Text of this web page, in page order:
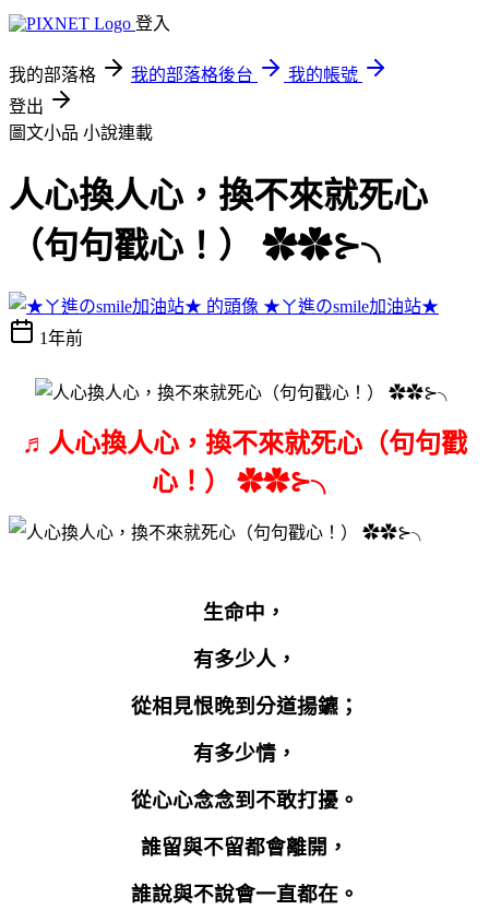
登入
我的部落格 我的部落格後台
我的帳號
登出
圖文小品 小說連載
人心換人心，換不來就死心
（句句戳心！） ✿✿⊱╮
★ㄚ進のsmile加油站★
1年前
♬人心換人心，換不來就死心（句句戳
心！） ✿✿⊱╮
生命中，
有多少人，
從相見恨晚到分道揚鑣；
有多少情，
從心心念念到不敢打擾。
誰留與不留都會離開，
誰說與不說會一直都在。